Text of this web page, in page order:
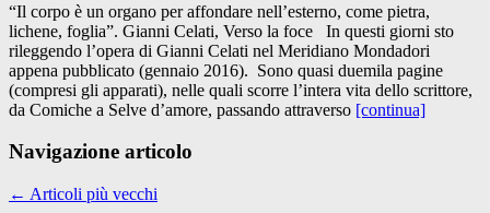
“Il corpo è un organo per affondare nell’esterno, come pietra,
lichene, foglia”. Gianni Celati, Verso la foce In questi giorni sto
rileggendo l’opera di Gianni Celati nel Meridiano Mondadori
appena pubblicato (gennaio 2016). Sono quasi duemila pagine
(compresi gli apparati), nelle quali scorre l’intera vita dello scrittore,
da Comiche a Selve d’amore, passando attraverso [continua]
Navigazione articolo
← Articoli più vecchi